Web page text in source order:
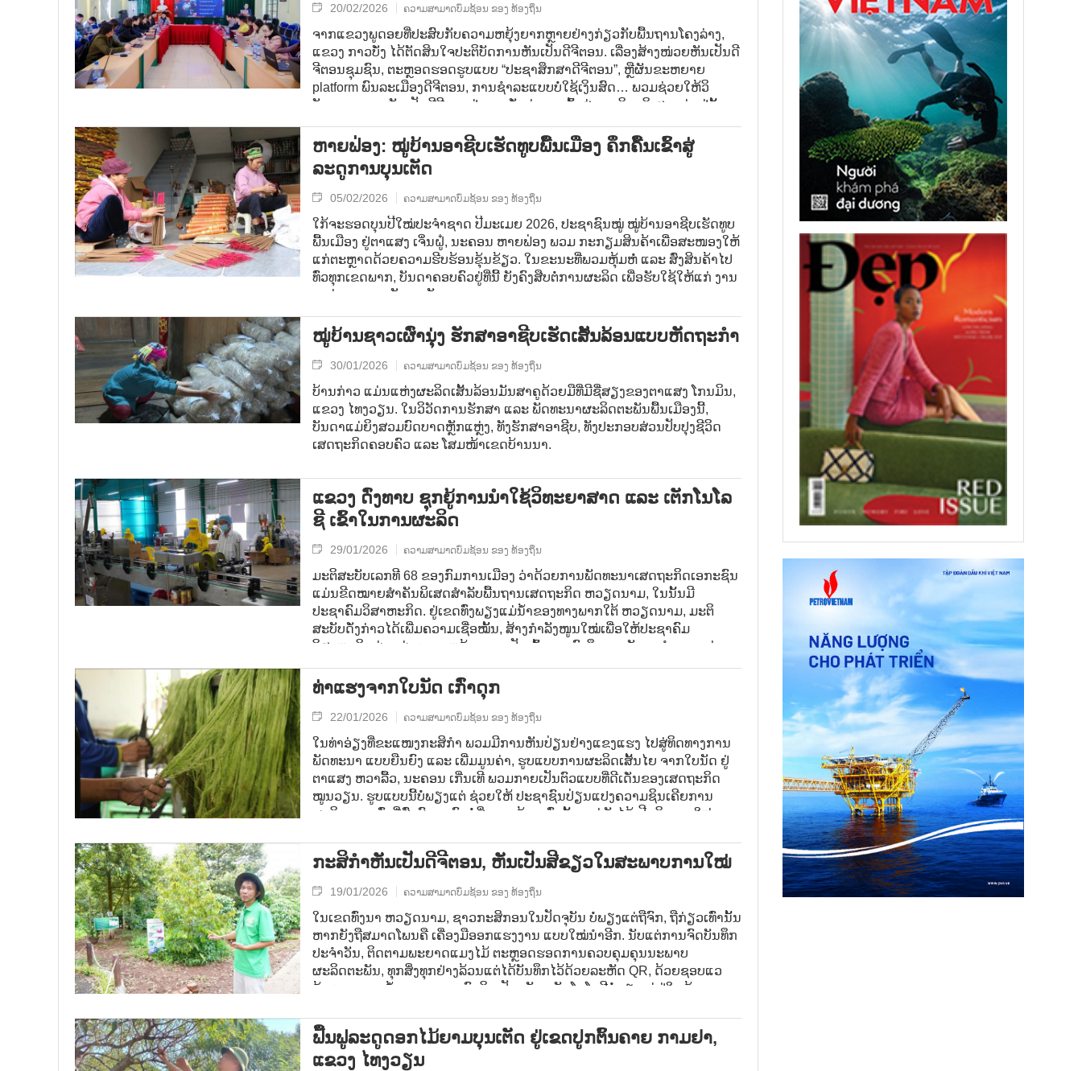
20/02/2026 ຄວາມສາມາດບົ່ມຊ້ອນ ຂອງ ທ້ອງຖິ່ນ
ຈາກແຂວງພູດອຍທີ່ປະສົບກັບຄວາມຫຍຸ້ງຍາກຫຼາຍຢ່າງກ່ຽວກັບພື້ນຖານໂຄງລ່າງ,
ແຂວງ ກາວບັ່ງ ໄດ້ຕັດສິນໃຈປະຕິບັດການຫັນເປັນດີຈີຕອນ. ເລື່ອງສ້າງໜ່ວຍຫັນເປັນດີ
ຈີຕອນຊຸມຊົນ, ຕະຫຼອດຮອດຮູບແບບ “ປະຊາສຶກສາດີຈີຕອນ”, ຫຼືຜັນຂະຫຍາຍ
platform ພົນລະເມືອງດີຈີຕອນ, ການຊຳລະແບບບໍ່ໃຊ້ເງິນສົດ… ພວມຊ່ວຍໃຫ້ວິ
ວັດທະນາການຫັນເປັນດີຈີຕອນຢູ່ ກາວບັ່ງ ຄ່ອຍໆເຂົ້າສູ່ລວງເລິກ, ພິເສດແມ່ນຢູ່ຂັ້ນຕາ
ຫາຍຟ່ອງ: ໝູ່ບ້ານອາຊີບເຮັດທູບພື້ນເມືອງ ຄຶກຄື້ນເຂົ້າສູ່
ລະດູການບຸນເຕັດ
05/02/2026 ຄວາມສາມາດບົ່ມຊ້ອນ ຂອງ ທ້ອງຖິ່ນ
ໃກ້ຈະຮອດບຸນປີໃໝ່ປະຈຳຊາດ ປີມະເມຍ 2026, ປະຊາຊົນໝູ່ ໝູ່ບ້ານອາຊີບເຮັດທູບ
ພື້ນເມືອງ ຢູ່ຕາແສງ ເຈິ່ນຝູ໋, ນະຄອນ ຫາຍຟ່ອງ ພວມ ກະກຽມສິນຄ້າເພື່ອສະໜອງໃຫ້
ແກ່ຕະຫຼາດດ້ວຍຄວາມຮີບຮ້ອນຂຸ້ນຂ້ຽວ. ໃນຂະນະທີ່ພວມຫຸ້ມຫໍ່ ແລະ ສົ່ງສິນຄ້າໄປ
ທົ່ວທຸກເຂດພາກ, ບັນດາຄອບຄົວຢູ່ທີ່ນີ້ ຍັງຄົງສືບຕໍ່ການຜະລິດ ເພື່ອຮັບໃຊ້ໃຫ້ແກ່ ງານ
ບຸນຕ່າງໆ ພາຍຫຼັງບຸນເຕັດ.
ໝູ່​ບ້ານ​ຊາວ​ເຜົ່າ​ນຸ່ງ ຮັກ​ສາ​ອາ​ຊີບ​ເຮັດ​ເສັ້ນ​ລ້ອນ​ແບບ​ຫັດ​ຖະ​ກຳ
30/01/2026 ຄວາມສາມາດບົ່ມຊ້ອນ ຂອງ ທ້ອງຖິ່ນ
ບ້ານກ່າວ ແມ່ນແຫ່ງຜະລິດເສັ້ນລ້ອນມັນສາຄູດ້ວຍມືທີ່ມີຊື່ສຽງຂອງຕາແສງ ໂກນມິນ,
ແຂວງ ໄທງວຽນ. ໃນວິວັດການຮັກສາ ແລະ ພັດທະນາຜະລິດຕະພັນພື້ນເມືອງນີ້,
ບັນດາແມ່ຍິງສວມບົດບາດຫຼັກແຫຼ່ງ, ທັງຮັກສາອາຊີບ, ທັງປະກອບສ່ວນປັບປຸງຊີວິດ
ເສດຖະກິດຄອບຄົວ ແລະ ໂສມໜ້າເຂດບ້ານນາ.
ແຂວງ ດົ່ງທາບ ຊຸກຍູ້ການນຳໃຊ້ວິທະຍາສາດ ແລະ ເຕັກໂນໂລ
ຊີ ເຂົ້າໃນການຜະລິດ
29/01/2026 ຄວາມສາມາດບົ່ມຊ້ອນ ຂອງ ທ້ອງຖິ່ນ
ມະຕິສະບັບເລກທີ 68 ຂອງກົມການເມືອງ ວ່າດ້ວຍການພັດທະນາເສດຖະກິດເອກະຊົນ
ແມ່ນຂີດໝາຍສຳຄັນພິເສດສຳລັບພື້ນຖານເສດຖະກິດ ຫວຽດນາມ, ໃນນັ້ນມີ
ປະຊາຄົມວິສາຫະກິດ. ຢູ່ເຂດທົ່ງພຽງແມ່ນ້ຳຂອງທາງພາກໃຕ້ ຫວຽດນາມ, ມະຕິ
ສະບັບດັ່ງກ່າວໄດ້ເພີ່ມຄວາມເຊື່ອໝັ້ນ, ສ້າງກຳລັງໜູນໃໝ່ເພື່ອໃຫ້ປະຊາຄົມ
ວິສາຫະກິດຜ່ານຜ່າຄວາມຫຍຸ້ງຍາກ, ເປັນເຈົ້າການລົງທຶນ, ນະວັດຕະກຳ ແລະ ຮ່ວມ
ເຄື່ອນໄຫວ, ເຊິ່ງສ່ວນໃຫຍ່ແມ່ນວິສາຫະກິດຂະໜາດນ້ອຍ ແລະ ກາງ. ວິສາຫະກິດ
ຫຼາຍແຫ່ງໄດ້ຊຸກຍູ້ການນຳໃຊ້ວິທະຍາສາດ ແລະ ເຕັກໂນໂລຊີ ເຂົ້າໃນການຜະລິດ,
ຊ່ວຍເພີ່ມສະມັດຖະພາບການອອກແຮງງານ ແລະ ຍົກສູງຄຸນນະພາບຜະລິດຕະພັນ.
ທາງແຂວງໄດ້ຕັ້ງເປົ້າໝາຍຮອດທ້າຍປີ 2030, ຈະມີວິສາຫະກິດຂະໜາດນ້ອຍ ແລະ
ກາງ, ສະຫະກອນ, ຄົວເຮືອນທຸລະກິດ ແຕ່ 60% ຂຶ້ນໄປ ນຳໃຊ້ເຕັກໂນໂລຊີດີຈີຕອນ.ງ
ພັດທະນາພ້ອມກັບປະເທດຊາດ.
ທ່າແຮງຈາກໃບນັດ ເກົ່າດຸກ
22/01/2026 ຄວາມສາມາດບົ່ມຊ້ອນ ຂອງ ທ້ອງຖິ່ນ
ໃນທ່າອ່ຽງທີ່ຂະແໜງກະສິກຳ ພວມມີການຫັນປ່ຽນຢ່າງແຂງແຮງ ໄປສູ່ທິດທາງການ
ພັດທະນາ ແບບຍືນຍົງ ແລະ ເພີ່ມມູນຄ່າ, ຮູບແບບການຜະລິດເສັ້ນໄຍ ຈາກໃບນັດ ຢູ່
ຕາແສງ ຫວາລື້ວ, ນະຄອນ ເກີ່ນເທີ ພວມກາຍເປັນຕົວແບບທີ່ດີເດັ່ນຂອງເສດຖະກິດ
ໝູນວຽນ. ຮູບແບບນີ້ບໍ່ພຽງແຕ່ ຊ່ວຍໃຫ້ ປະຊາຊົນປ່ຽນແປງຄວາມຊິນເຄີຍການ
ຜະລິດແບບເກົ່າທີ່ສົ່ງຜົນກະທົບຕໍ່ສິ່ງແວດລ້ອມເທົ່ານັ້ນ, ແຕ່ຍັງໄດ້ເປີດທິດທາງໃໝ່,
ໄຍທີ່ທົນທານ.
ກະ​ສິ​ກຳ​ຫັນ​ເປັນ​ດີ​ຈີ​ຕອນ, ຫັນ​ເປັນ​ສີ​ຂຽວ​ໃນ​ສະ​ພາບ​ການ​ໃໝ່
19/01/2026 ຄວາມສາມາດບົ່ມຊ້ອນ ຂອງ ທ້ອງຖິ່ນ
ໃນເຂດທົ່ງນາ ຫວຽດນາມ, ຊາວກະສິກອນໃນປັດຈຸບັນ ບໍ່ພຽງແຕ່ຖືຈົກ, ຖືກ່ຽວເທົ່ານັ້ນ
ຫາກຍັງຖືສມາດໂພນຄື ເຄື່ອງມືອອກແຮງງານ ແບບໃໝ່ນຳອີກ. ນັບແຕ່ການຈົດບັນທຶກ
ປະຈຳວັນ, ຕິດຕາມພະຍາດແມງໄມ້ ຕະຫຼອດຮອດການຄວບຄຸມຄຸນນະພາບ
ຜະລິດຕະພັນ, ທຸກສິ່ງທຸກຢ່າງລ້ວນແຕ່ໄດ້ບັນທຶກໄວ້ດ້ວຍລະຫັດ QR, ດ້ວຍຊອບແວ
ຄຸ້ມຄອງ ແລະ ຂໍ້ມູນຕາມເວລາຕົວຈິງ. ປັດຈຸບັນ, ເຕັກໂນໂລຢີບໍ່ພຽງແຕ່ຢູ່ໃນຫ້ອງ
ກະສິກຳດີຈີຕອນ ແລະ ມີການປ່ອຍສິ່ງເສດເຫຼືອລະດັບຕ່ຳ.
ຟື້ນ​ຟູ​ລະ​ດູດອ​ກໄມ້ຍາມ​​ບຸນ​ເຕັດ ​ຢູ່​ເຂດ​ປູກ​ຕົ້ນຄາຍ ກາມ​ຢາ,
ແຂວງ ໄທ​ງວຽນ